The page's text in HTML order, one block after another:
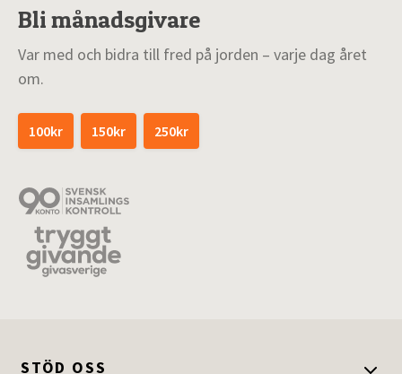
Bli månadsgivare
Var med och bidra till fred på jorden – varje dag året
om.
100kr 150kr 250kr
STÖD OSS